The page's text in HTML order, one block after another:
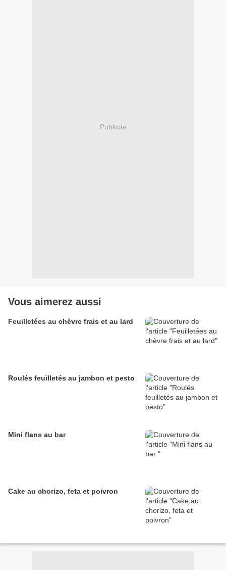
Publicité
Vous aimerez aussi
Feuilletées au chèvre frais et au lard
Roulés feuilletés au jambon et pesto
Mini flans au bar
Cake au chorizo, feta et poivron